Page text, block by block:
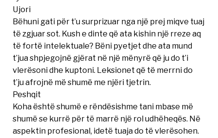
Ujori
Bëhuni gati për t’u surprizuar nga një prej miqve tuaj
të zgjuar sot. Kush e dinte që ata kishin një rreze aq
të fortë intelektuale? Bëni pyetjet dhe ata mund
t’jua shpjegojnë gjërat në një mënyrë që ju do t’i
vlerësoni dhe kuptoni. Leksionet që të merrni do
t’ju afrojnë më shumë me njëri tjetrin.
Peshqit
Koha është shumë e rëndësishme tani mbase më
shumë se kurrë për të marrë një rol udhëheqës. Në
aspektin profesional, idetë tuaja do të vlerësohen.